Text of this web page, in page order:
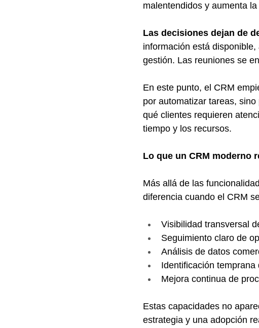
malentendidos y aumenta
Las decisiones dejan de
información está
gestión. Las reuniones se
En este punto, el CRM
por automatizar tareas,
qué clientes requieren
tiempo y los recursos.
Lo que un CRM moderno
Más allá de las
diferencia cuando el CRM
Visibilidad transversal
Seguimiento claro de
Análisis de datos
Identificación
Mejora continua de
Estas capacidades no
estrategia y una adopción